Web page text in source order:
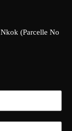
(Parcelle No